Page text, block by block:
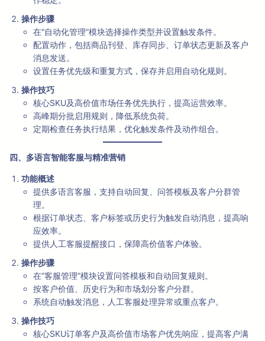
操作步骤
在“自动化管理”模块选择操作类型并设置触发条件。
配置动作，包括商品刊登、库存同步、订单状态更新及客户
消息发送。
设置任务优先级和重复方式，保存并启用自动化规则。
操作技巧
核心SKU及高价值市场任务优先执行，提高运营效率。
高峰期分批启用规则，降低系统负荷。
定期检查任务执行结果，优化触发条件及动作组合。
四、多语言智能客服与精准营销
功能概述
提供多语言客服，支持自动回复、问答模板及客户分群管
理。
根据订单状态、客户标签或历史行为触发自动消息，提高响
应效率。
提供人工客服提醒接口，保障高价值客户体验。
操作步骤
在“客服管理”模块设置问答模板和自动回复规则。
按客户价值、历史行为和市场划分客户分群。
系统自动触发消息，人工客服处理异常或重点客户。
操作技巧
核心SKU订单客户及高价值市场客户优先响应，提高客户满